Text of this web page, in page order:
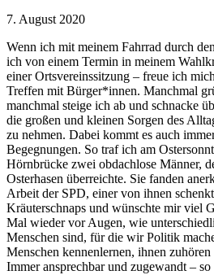
7. August 2020
Wenn ich mit meinem Fahrrad durch
ich von einem Termin in meinem
einer Ortsvereinssitzung – freue ich
Treffen mit Bürger*innen. Manchmal
manchmal steige ich ab und schnacke
die großen und kleinen Sorgen des
zu nehmen. Dabei kommt es auch
Begegnungen. So traf ich am
Hörnbrücke zwei obdachlose Männer,
Osterhasen überreichte. Sie fanden
Arbeit der SPD, einer von ihnen
Kräuterschnaps und wünschte mir viel
Mal wieder vor Augen, wie
Menschen sind, für die wir Politik
Menschen kennenlernen, ihnen
Immer ansprechbar und zugewandt –